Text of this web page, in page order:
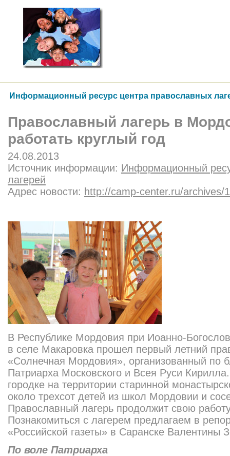
Информационный ресурс центра православных
Православный лагерь в
работать круглый год
24.08.2013
Источник информации: Информационный
лагерей
Адрес новости: http://camp-center.ru/archives/
В Республике Мордовия при Иоанно-
в селе Макаровка прошел первый летний
«Солнечная Мордовия», организованный по
Патриарха Московского и Всея Руси
городке на территории старинной
около трехсот детей из школ Мордовии и
Православный лагерь продолжит свою
Познакомиться с лагерем предлагаем в
«Российской газеты» в Саранске Валентины
По воле Патриарха